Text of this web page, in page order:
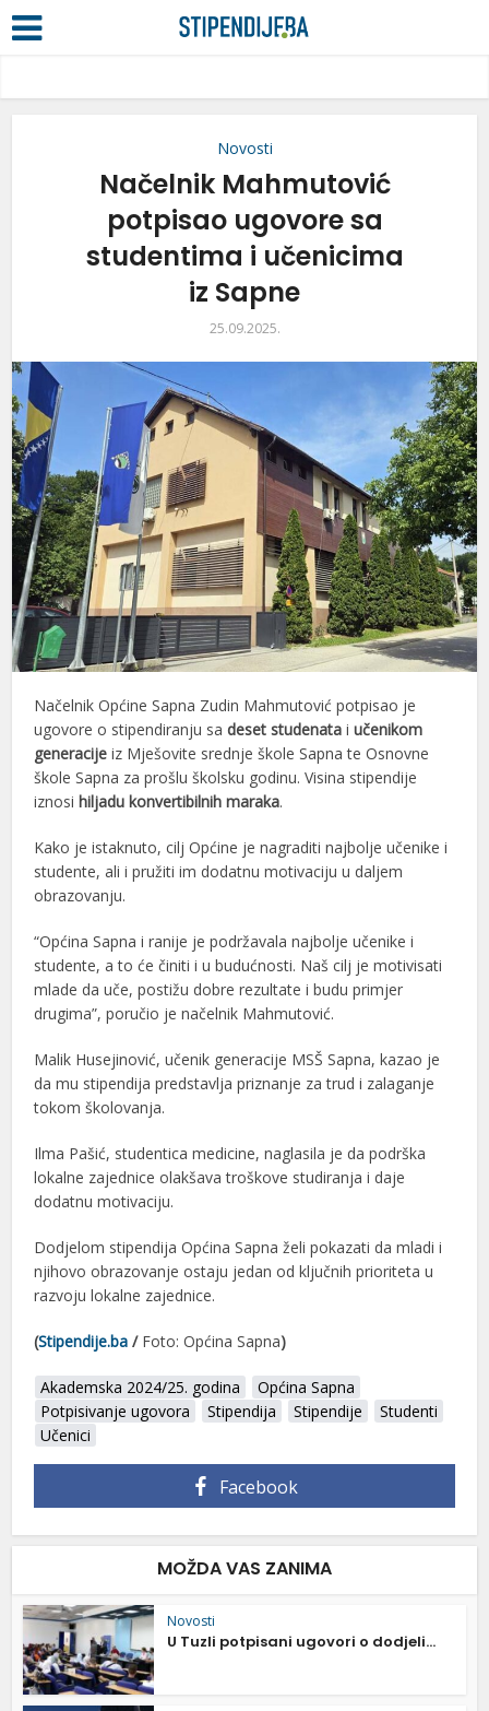
Novosti
Načelnik Mahmutović
potpisao ugovore sa
studentima i učenicima
iz Sapne
25.09.2025.
Načelnik Općine Sapna Zudin Mahmutović potpisao je
ugovore o stipendiranju sadeset studenata iučenikom
generacije iz Mješovite srednje škole Sapna te Osnovne
škole Sapna za prošlu školsku godinu. Visina stipendije
iznosihiljadu konvertibilnih maraka.
Kako je istaknuto, cilj Općine je nagraditi najbolje učenike i
studente, ali i pružiti im dodatnu motivaciju u daljem
obrazovanju.
“Općina Sapna i ranije je podržavala najbolje učenike i
studente, a to će činiti i u budućnosti. Naš cilj je motivisati
mlade da uče, postižu dobre rezultate i budu primjer
drugima”, poručio je načelnik Mahmutović.
Malik Husejinović, učenik generacije MSŠ Sapna, kazao je
da mu stipendija predstavlja priznanje za trud i zalaganje
tokom školovanja.
Ilma Pašić, studentica medicine, naglasila je da podrška
lokalne zajednice olakšava troškove studiranja i daje
dodatnu motivaciju.
Dodjelom stipendija Općina Sapna želi pokazati da mladi i
njihovo obrazovanje ostaju jedan od ključnih prioriteta u
razvoju lokalne zajednice.
(Stipendije.ba / Foto: Općina Sapna)
Akademska 2024/25. godina
Općina Sapna
Potpisivanje ugovora
Stipendija Stipendije
Studenti
Učenici
Facebook
MOŽDA VAS ZANIMA
Novosti
U Tuzli potpisani ugovori o dodjeli...